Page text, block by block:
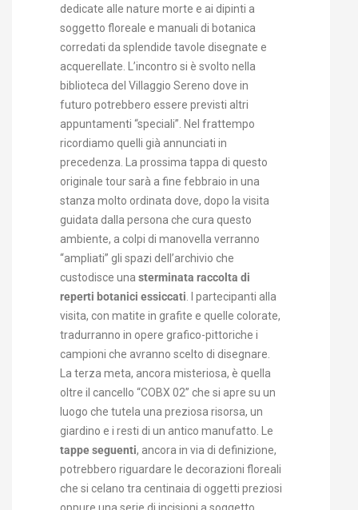
dedicate alle nature morte e ai dipinti a
soggetto floreale e manuali di botanica
corredati da splendide tavole disegnate e
acquerellate. L’incontro si è svolto nella
biblioteca del Villaggio Sereno dove in
futuro potrebbero essere previsti altri
appuntamenti “speciali”. Nel frattempo
ricordiamo quelli già annunciati in
precedenza. La prossima tappa di questo
originale tour sarà a fine febbraio in una
stanza molto ordinata dove, dopo la visita
guidata dalla persona che cura questo
ambiente, a colpi di manovella verranno
“ampliati” gli spazi dell’archivio che
custodisce una sterminata raccolta di
reperti botanici essiccati . I partecipanti alla
visita, con matite in grafite e quelle colorate,
tradurranno in opere grafico-pittoriche i
campioni che avranno scelto di disegnare.
La terza meta, ancora misteriosa, è quella
oltre il cancello “COBX 02” che si apre su un
luogo che tutela una preziosa risorsa, un
giardino e i resti di un antico manufatto. Le
tappe seguenti, ancora in via di definizione,
potrebbero riguardare le decorazioni floreali
che si celano tra centinaia di oggetti preziosi